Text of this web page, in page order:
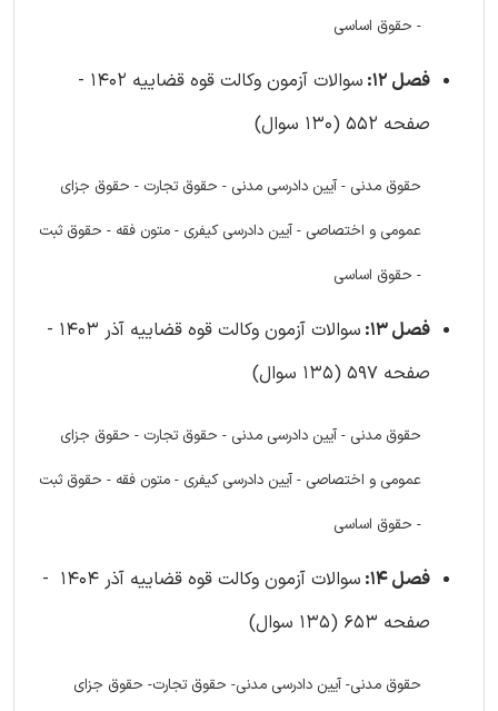
- حقوق اساسی
فصل 12:
سوالات آزمون وکالت قوه قضاییه 1402 -
صفحه 552 (130 سوال)
حقوق مدنی - آیین دادرسی مدنی - حقوق تجارت - حقوق جزای
عمومی و اختصاصی - آیین دادرسی کیفری - متون فقه - حقوق ثبت
- حقوق اساسی
فصل 13:
سوالات آزمون وکالت قوه قضاییه آذر 1403 -
صفحه 597 (135 سوال)
حقوق مدنی - آیین دادرسی مدنی - حقوق تجارت - حقوق جزای
عمومی و اختصاصی - آیین دادرسی کیفری - متون فقه - حقوق ثبت
- حقوق اساسی
فصل 14:
سوالات آزمون وکالت قوه قضاییه آذر 1404 -
صفحه 653 (135 سوال)
حقوق مدنی- آیین دادرسی مدنی- حقوق تجارت- حقوق جزای